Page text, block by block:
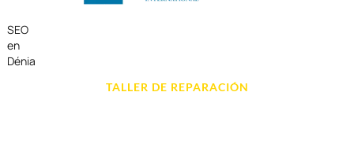
SEO
en
Dénia
TALLER DE REPARACIÓN